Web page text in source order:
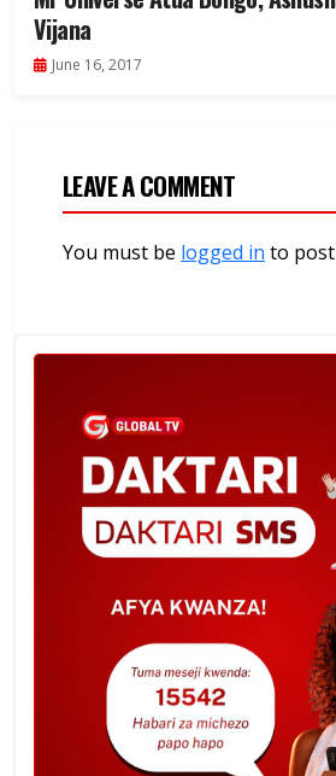
Vijana
June 16, 2017
LEAVE A COMMENT
You must be logged in to